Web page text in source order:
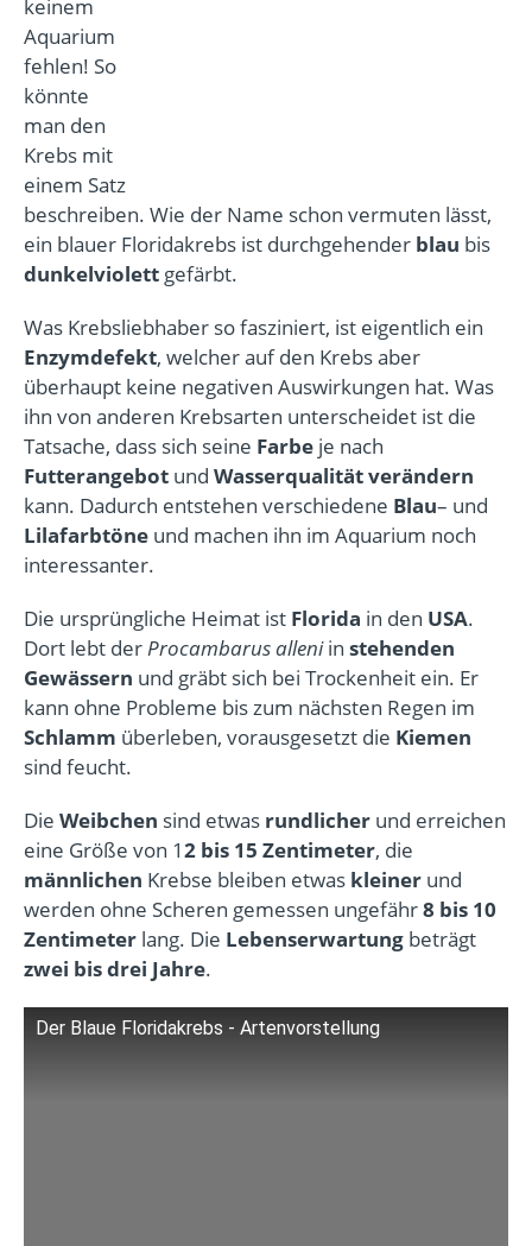
keinem
Aquarium
fehlen! So
könnte
man den
Krebs mit
einem Satz
beschreiben. Wie der Name schon vermuten lässt,
ein blauer Floridakrebs ist durchgehender blau bis
dunkelviolett gefärbt.
Was Krebsliebhaber so fasziniert, ist eigentlich ein
Enzymdefekt, welcher auf den Krebs aber
überhaupt keine negativen Auswirkungen hat. Was
ihn von anderen Krebsarten unterscheidet ist die
Tatsache, dass sich seine Farbe je nach
Futterangebot und Wasserqualitätverändern
kann. Dadurch entstehen verschiedene Blau– und
Lilafarbtöne und machen ihn im Aquarium noch
interessanter.
Die ursprüngliche Heimat ist Florida in den USA.
Dort lebt derProcambarus alleniin stehenden
Gewässern und gräbt sich bei Trockenheit ein. Er
kann ohne Probleme bis zum nächsten Regen im
Schlamm überleben, vorausgesetzt die Kiemen
sind feucht.
Die Weibchen sind etwas rundlicher und erreichen
eine Größe von 12 bis 15 Zentimeter, die
männlichen Krebse bleiben etwas kleiner und
werden ohne Scheren gemessen ungefähr8 bis 10
Zentimeter lang. Die Lebenserwartung beträgt
zwei bis drei Jahre.
Der Blaue Floridakrebs - Artenvorstellung